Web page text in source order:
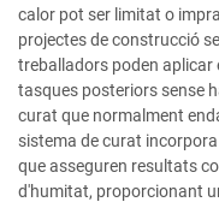
calor pot ser limitat o
projectes de construcció
treballadors poden aplicar
tasques posteriors sense
curat que normalment
sistema de curat
que asseguren resultats
d'humitat, proporcionant